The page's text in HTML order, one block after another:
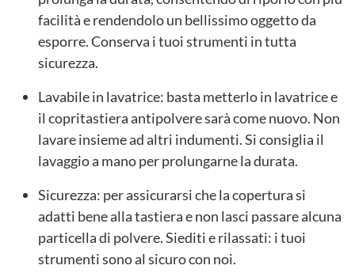
facilità e rendendolo un bellissimo oggetto da
esporre. Conserva i tuoi strumenti in tutta
sicurezza.
Lavabile in lavatrice: basta metterlo in lavatrice e
il copritastiera antipolvere sarà come nuovo. Non
lavare insieme ad altri indumenti. Si consiglia il
lavaggio a mano per prolungarne la durata.
Sicurezza: per assicurarsi che la copertura si
adatti bene alla tastiera e non lasci passare alcuna
particella di polvere. Siediti e rilassati: i tuoi
strumenti sono al sicuro con noi.